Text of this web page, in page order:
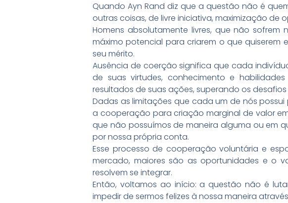
Quando Ayn Rand diz que a questão não é
outras coisas, de livre iniciativa, maximização de
Homens absolutamente livres, que não
máximo potencial para criarem o que
seu mérito.
Ausência de coerção significa que cada
de suas virtudes, conhecimento e
resultados de suas ações, superando os
Dadas as limitações que cada um de nós
a cooperação para criação marginal de valor
que não possuímos de maneira alguma ou em
por nossa própria conta.
Esse processo de cooperação voluntária e
mercado, maiores são as oportunidades e o
resolvem se integrar.
Então, voltamos ao início: a questão não é
impedir de sermos felizes à nossa maneira